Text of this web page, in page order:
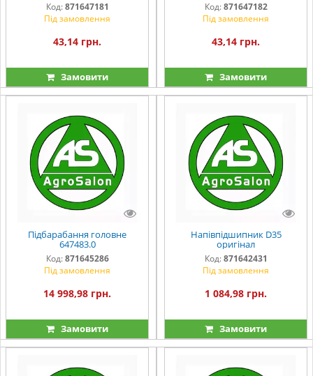
Код: 871647181
Під замовлення
43,14 грн.
Замовити
Код: 871647182
Під замовлення
43,14 грн.
Замовити
Підбарабання головне
647483.0
Код: 871645286
Під замовлення
14 998,98 грн.
Замовити
Напівпідшипник D35
оригінал
Код: 871642431
Під замовлення
1 084,98 грн.
Замовити